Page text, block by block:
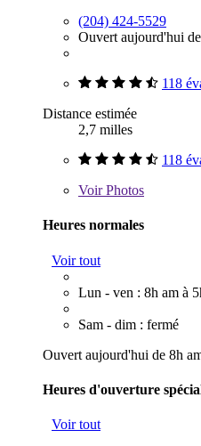
(204) 424-5529
Ouvert aujourd'hui
118
Distance estimée
2,7 milles
118
VoirPhotos
Heures normales
Voir tout
Lun - ven : 8h am à
Sam - dim : fermé
Ouvert aujourd'hui de 8h
Heures d'ouverture
Voir tout